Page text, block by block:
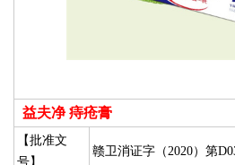
益夫净 痔疮膏
【批准文
号】
赣卫消证字（2020）第